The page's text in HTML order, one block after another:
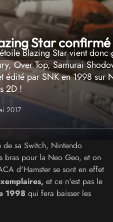
Star
Blazing Star vient
Over Top, Samurai
édité par SNK en 1998
2D !
2017
de sa Switch, Nintendo
bras pour la Neo Geo, et on
d'Hamster se sont en effet
et ce n'est pas le
1998 qui fera baisser les